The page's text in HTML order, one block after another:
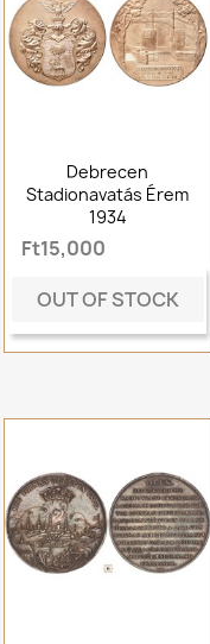
Debrecen
Stadionavatás Érem
1934
Ft15,000
OUT OF STOCK